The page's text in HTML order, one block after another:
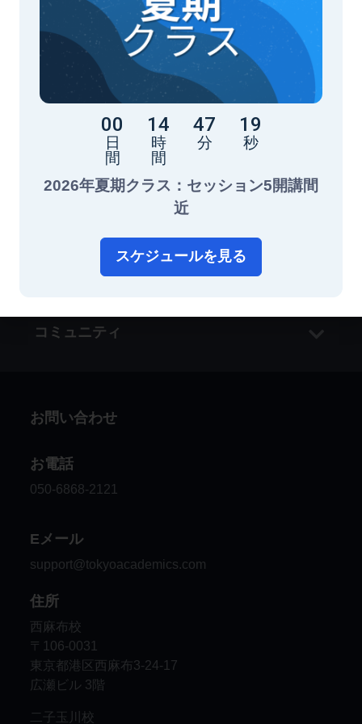
私たちについて
入学サポート
コミュニティ
東京アカデミックスのニュースレターに登録して、
学習のヒント、新しいプログラム、イベント、特別
オファーの最新情報を受け取りましょう！メールア
ドレスを入力すると、毎週ニュースレターが届きま
お問い合わせ
お電話
050-6868-2121
Eメール
support@tokyoacademics.com
住所
西麻布校
〒106-0031
東京都港区西麻布3-24-17
広瀬ビル 3階
二子玉川校
00
日
間
14
時
間
47
分
19
秒
2026年夏期クラス：セッション5開講間
近
スケジュールを見る